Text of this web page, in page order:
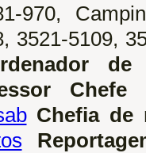
970,
3521-5109,
de
Chefe
Chefia de